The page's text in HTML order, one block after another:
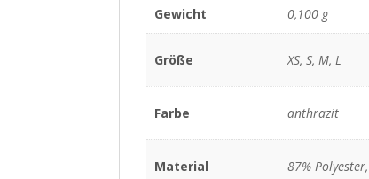
Gewicht 0,100 g
Größe XS, S, M, L
Farbe anthrazit
Material 87%